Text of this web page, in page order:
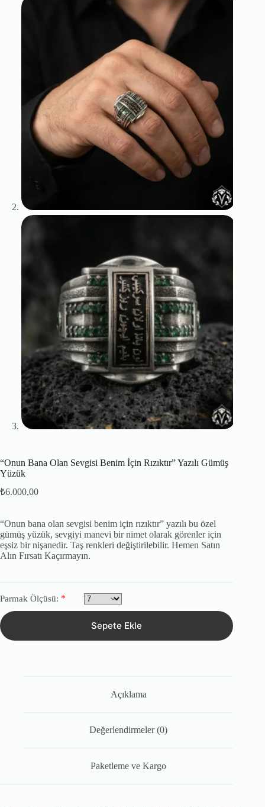
“Onun Bana Olan Sevgisi Benim İçin Rızıktır” Yazılı Gümüş
Yüzük
₺6.000,00
“Onun bana olan sevgisi benim için rızıktır” yazılı bu özel
gümüş yüzük, sevgiyi manevi bir nimet olarak görenler için
eşsiz bir nişanedir. Taş renkleri değiştirilebilir. Hemen Satın
Alın Fırsatı Kaçırmayın.
Parmak Ölçüsü: *
Sepete Ekle
Açıklama
Değerlendirmeler (0)
Paketleme ve Kargo